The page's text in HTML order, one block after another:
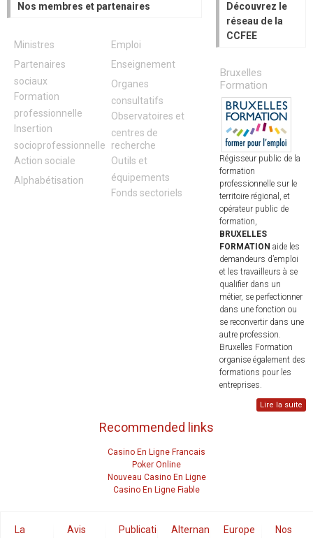
Nos membres et partenaires
Ministres
Partenaires
sociaux
Formation
professionnelle
Insertion
socioprofessionnelle
Action sociale
Alphabétisation
Emploi
Enseignement
Organes
consultatifs
Observatoires et
centres de
recherche
Outils et
équipements
Fonds sectoriels
Découvrez le
réseau de la
CCFEE
Bruxelles
Formation
Régisseur public de la
formation
professionnelle sur le
territoire régional, et
opérateur public de
formation,
BRUXELLES
FORMATION aide les
demandeurs d’emploi
et les travailleurs à se
qualifier dans un
métier, se perfectionner
dans une fonction ou
se reconvertir dans une
autre profession.
Bruxelles Formation
organise également des
formations pour les
entreprises.
Lire la suite
Recommended links
Casino En Ligne Francais
Poker Online
Nouveau Casino En Ligne
Casino En Ligne Fiable
La
Avis PublicationsAlternance Europe
Nos